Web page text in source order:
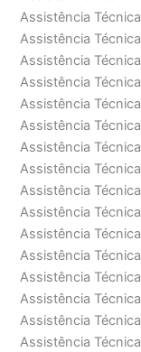
Assistência
Assistência
Assistência
Assistência
Assistência
Assistência
Assistência
Assistência
Assistência
Assistência
Assistência
Assistência
Assistência
Assistência
Assistência
Assistência